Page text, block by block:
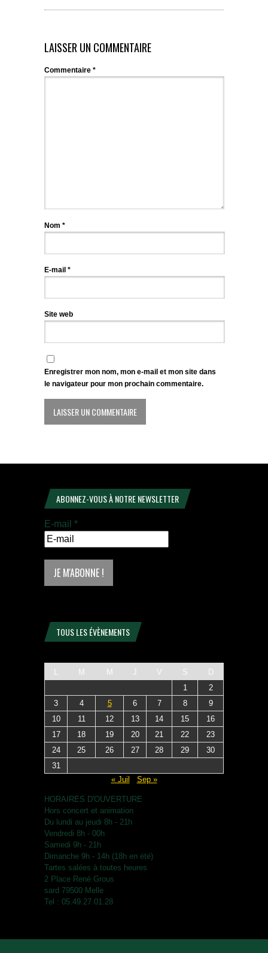
LAISSER UN COMMENTAIRE
Commentaire *
Nom *
E-mail *
Site web
Enregistrer mon nom, mon e-mail et mon site dans
le navigateur pour mon prochain commentaire.
ABONNEZ-VOUS À NOTRE NEWSLETTER
E-mail *
TOUS LES ÉVÈNEMENTS
L M M J V S
D
1
2
3
4 5 6 7 8
9
10
11 12 13 14 15
16
17
18 19 20 21 22
23
24
25 26 27 28 29
30
31
« Juil
Sep »
HORAIRES D'OUVERTURE
Hors concert et animation
Du lundi au jeudi 8h - 21h
Vendredi 8h - 00h
Samedi 9h - 21h
Dimanche 9h - 14h (18h en été)
Tartes salées à toutes heures
2 Place René Grous
sard 79500 Melle
Tel : 05.49.27.01.28